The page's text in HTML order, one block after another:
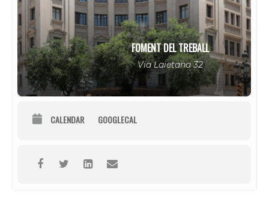
FOMENT DEL TREBALL
Via Laietana 32
CALENDAR GOOGLECAL